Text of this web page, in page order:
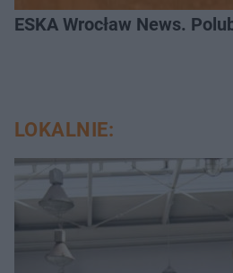
ESKA Wrocław News.
LOKALNIE: